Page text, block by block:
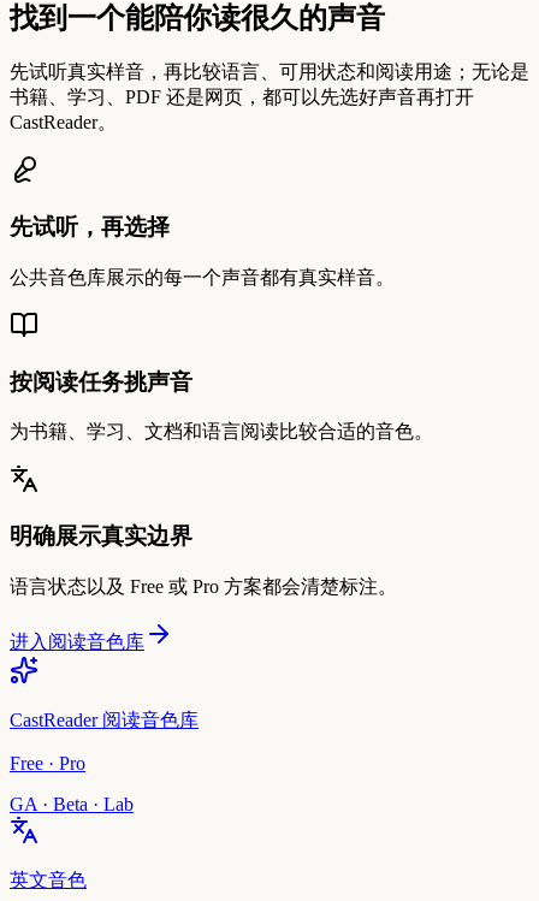
找到一个能陪你读很久的声音
先试听真实样音，再比较语言、可用状态和阅读用途；无论是
书籍、学习、PDF 还是网页，都可以先选好声音再打开
CastReader。
先试听，再选择
公共音色库展示的每一个声音都有真实样音。
按阅读任务挑声音
为书籍、学习、文档和语言阅读比较合适的音色。
明确展示真实边界
语言状态以及 Free 或 Pro 方案都会清楚标注。
进入阅读音色库
CastReader 阅读音色库
Free · Pro
GA · Beta · Lab
英文音色